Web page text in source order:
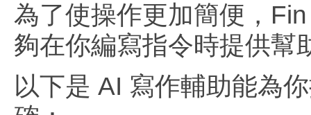
為了使操作更加簡便，
夠在你編寫指令時提供幫
以下是 AI 寫作輔助能為